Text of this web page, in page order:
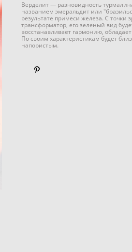
Верделит — разновидность
названием эмеральдит или
результате примеси железа. С
трансформатор, его зеленый вид
восстанавливает гармонию,
По своим характеристикам будет
напористым.